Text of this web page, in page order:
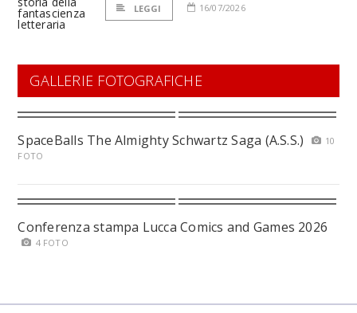
LEGGI 16/07/2026
GALLERIE FOTOGRAFICHE
SpaceBalls The Almighty Schwartz Saga (A.S.S.)
10
FOTO
Conferenza stampa Lucca Comics and Games 2026
4 FOTO